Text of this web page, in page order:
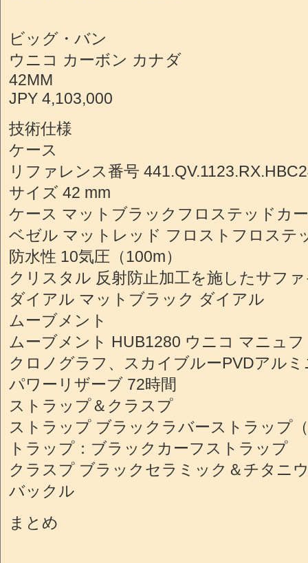
ビッグ・バン
ウニコ カーボン カナダ
42MM
JPY 4,103,000
技術仕様
ケース
リファレンス番号
サイズ 42 mm
ケース マットブラックフロステッドカ
ベゼル マットレッド フロストフロステ
防水性 10気圧（100m）
クリスタル 反射防止加工を施したサフ
ダイアル マットブラック ダイアル
ムーブメント
ムーブメント HUB1280 ウニコ マニュ
クロノグラフ、スカイブルーPVDアル
パワーリザーブ 72時間
ストラップ＆クラスプ
ストラップ ブラックラバーストラップ
トラップ：ブラックカーフストラップ
クラスプ ブラックセラミック＆チタニ
バックル
まとめ